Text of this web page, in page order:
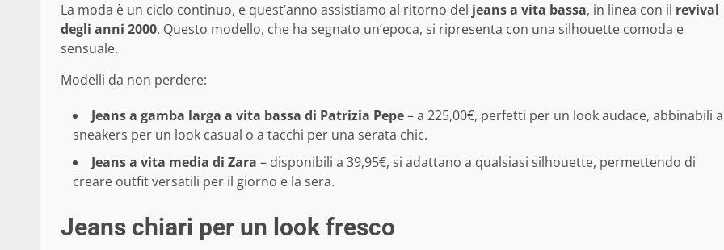
La moda è un ciclo continuo, e quest’anno assistiamo al ritorno del jeans a vita bassa, in linea con il revival
degli anni 2000. Questo modello, che ha segnato un’epoca, si ripresenta con una silhouette comoda e
sensuale.
Modelli da non perdere:
Jeans a gamba larga a vita bassa di Patrizia Pepe– a 225,00€, perfetti per un look audace, abbinabili a
sneakers per un look casual o a tacchi per una serata chic.
Jeans a vita media di Zara – disponibili a 39,95€, si adattano a qualsiasi silhouette, permettendo di
creare outfit versatili per il giorno e la sera.
Jeans chiari per un look fresco